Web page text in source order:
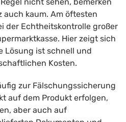
auch kaum. Am öftesten
der Echtheitskontrolle großer
Hier zeigt sich
Lösung ist schnell und
Kosten.
zur Fälschungssicherung
auf dem Produkt erfolgen,
aber auch auf